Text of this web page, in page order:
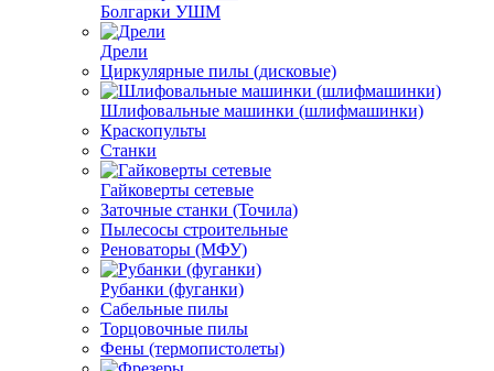
Болгарки УШМ
Дрели
Циркулярные пилы (дисковые)
Шлифовальные машинки (шлифмашинки)
Краскопульты
Станки
Гайковерты сетевые
Заточные станки (Точила)
Пылесосы строительные
Реноваторы (МФУ)
Рубанки (фуганки)
Сабельные пилы
Торцовочные пилы
Фены (термопистолеты)